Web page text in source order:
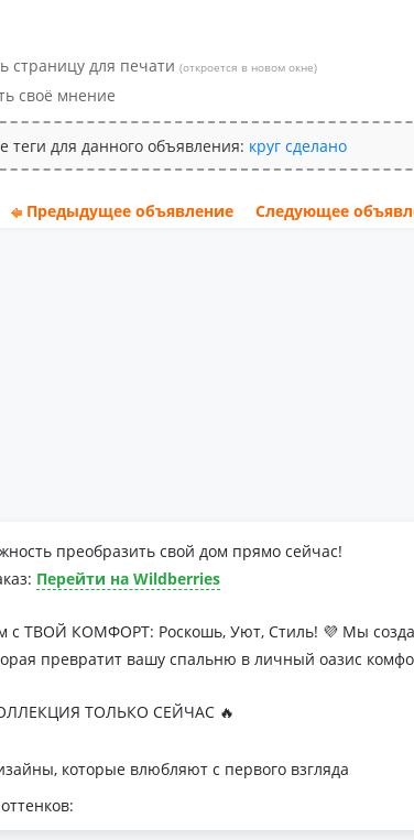
страницу для печати (откроется в новом окне)
своё мнение
теги для данного объявления: круг сделано
Предыдущее объявление Следующее
преобразить свой дом прямо сейчас!
Перейти на Wildberries
с ТВОЙ КОМФОРТ: Роскошь, Уют, Стиль! 💜 Мы
превратит вашу спальню в личный оазис
ТОЛЬКО СЕЙЧАС 🔥
которые влюбляют с первого взгляда